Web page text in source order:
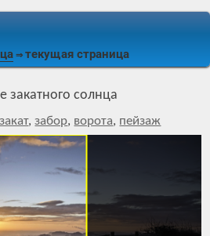
⇒ текущая страница
закатного солнца
закат,забор, ворота, пейзаж